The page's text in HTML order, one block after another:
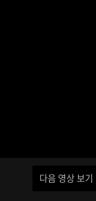
다음 영상 보기